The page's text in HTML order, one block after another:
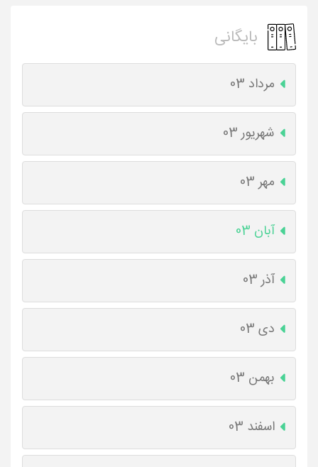
بایگانی
مرداد 03
شهریور 03
مهر 03
آبان 03
آذر 03
دی 03
بهمن 03
اسفند 03